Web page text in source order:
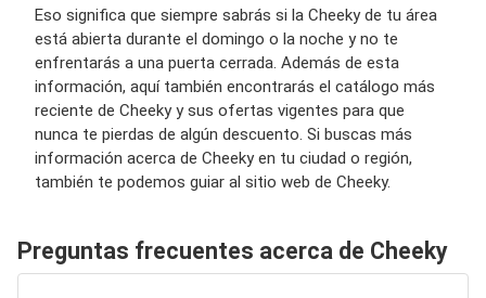
Eso significa que siempre sabrás si la Cheeky de tu área
está abierta durante el domingo o la noche y no te
enfrentarás a una puerta cerrada. Además de esta
información, aquí también encontrarás el catálogo más
reciente de Cheeky y sus ofertas vigentes para que
nunca te pierdas de algún descuento. Si buscas más
información acerca de Cheeky en tu ciudad o región,
también te podemos guiar al sitio web de Cheeky.
Preguntas frecuentes acerca de Cheeky